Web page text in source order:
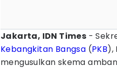
Jakarta, IDN Times -
Kebangkitan Bangsa (PKB),
mengusulkan skema